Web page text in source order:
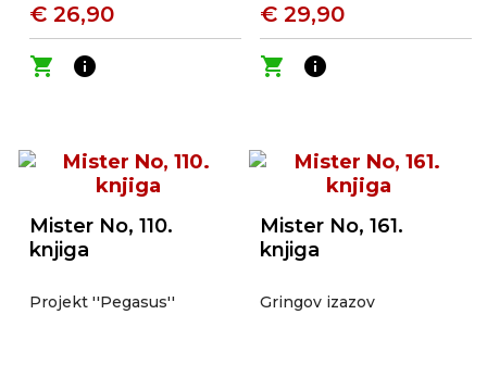
€ 26,90
shopping_cart
info
€ 29,90
shopping_cart
info
Mister No, 110.
knjiga
Projekt ''Pegasus''
Mister No, 161.
knjiga
Gringov izazov